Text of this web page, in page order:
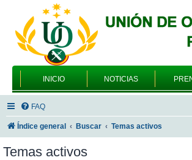
INICIO NOTICIAS
FAQ
Índice general Buscar Temas activos
Temas activos